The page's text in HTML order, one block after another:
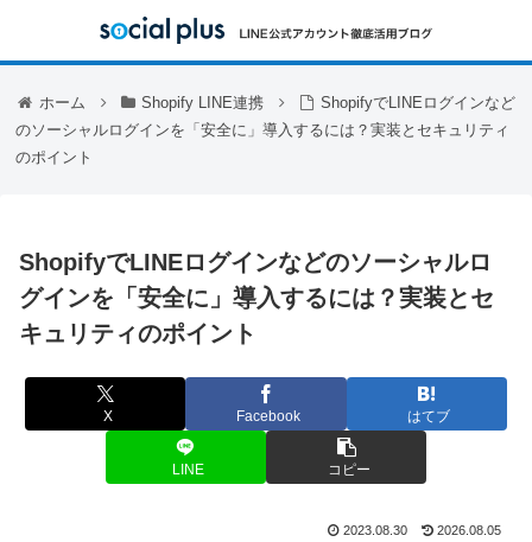
ホーム Shopify LINE連携
ShopifyでLINEログインなど
のソーシャルログインを「安全に」導入するには？実装とセキュリティ
のポイント
ShopifyでLINEログインなどのソーシャルロ
グインを「安全に」導入するには？実装とセ
キュリティのポイント
X Facebook はてブ
LINE コピー
2023.08.30 2026.08.05